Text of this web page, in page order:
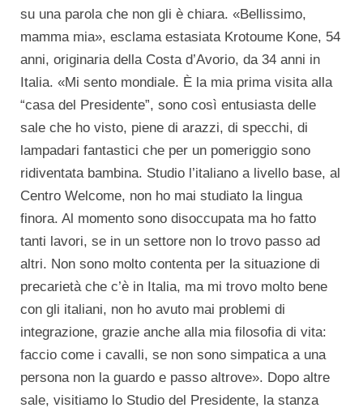
su una parola che non gli è chiara. «Bellissimo,
mamma mia», esclama estasiata Krotoume Kone, 54
anni, originaria della Costa d’Avorio, da 34 anni in
Italia. «Mi sento mondiale. È la mia prima visita alla
“casa del Presidente”, sono così entusiasta delle
sale che ho visto, piene di arazzi, di specchi, di
lampadari fantastici che per un pomeriggio sono
ridiventata bambina. Studio l’italiano a livello base, al
Centro Welcome, non ho mai studiato la lingua
finora. Al momento sono disoccupata ma ho fatto
tanti lavori, se in un settore non lo trovo passo ad
altri. Non sono molto contenta per la situazione di
precarietà che c’è in Italia, ma mi trovo molto bene
con gli italiani, non ho avuto mai problemi di
integrazione, grazie anche alla mia filosofia di vita:
faccio come i cavalli, se non sono simpatica a una
persona non la guardo e passo altrove». Dopo altre
sale, visitiamo lo Studio del Presidente, la stanza